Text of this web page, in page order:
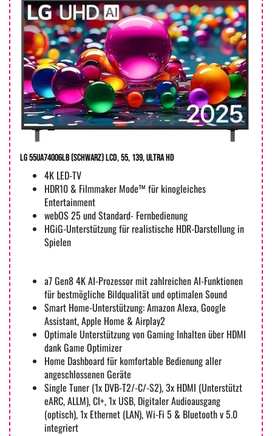
LG 55UA74006LB (Schwarz) LCD, 55, 139, Ultra HD
4K LED-TV
HDR10 & Filmmaker Mode™ für kinogleiches
Entertainment
webOS 25 und Standard- Fernbedienung
HGiG-Unterstützung für realistische HDR-Darstellung in
Spielen
a7 Gen8 4K AI-Prozessor mit zahlreichen AI-Funktionen
für bestmögliche Bildqualität und optimalen Sound
Smart Home-Unterstützung: Amazon Alexa, Google
Assistant, Apple Home & Airplay2
Optimale Unterstützung von Gaming Inhalten über HDMI
dank Game Optimizer
Home Dashboard für komfortable Bedienung aller
angeschlossenen Geräte
Single Tuner (1x DVB-T2/-C/-S2), 3x HDMI (Unterstützt
eARC, ALLM), CI+, 1x USB, Digitaler Audioausgang
(optisch), 1x Ethernet (LAN), Wi-Fi 5 & Bluetooth v 5.0
integriert